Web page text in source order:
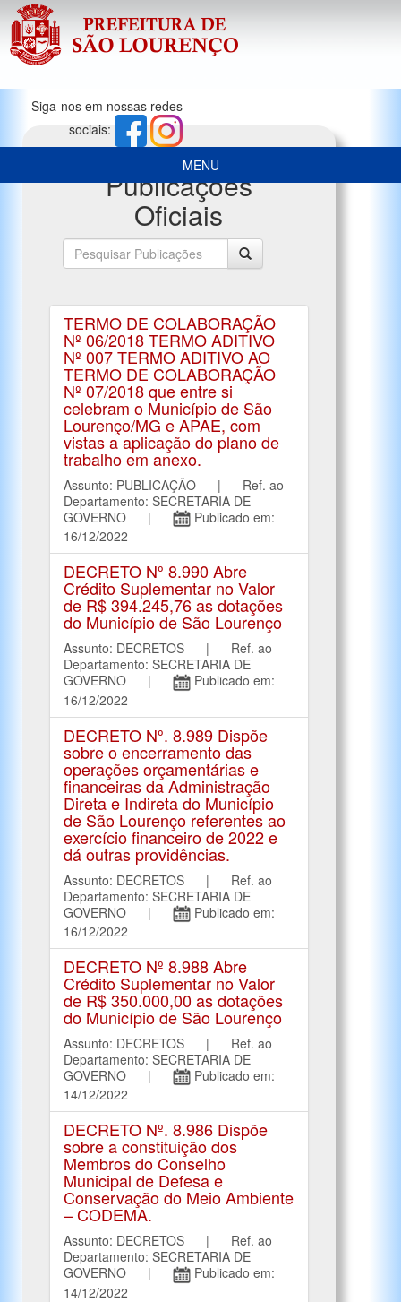
Siga-nos em nossas redes
sociais:
MENU
Publicações
Oficiais
TERMO DE COLABORAÇÃO
Nº 06/2018 TERMO ADITIVO
Nº 007 TERMO ADITIVO AO
TERMO DE COLABORAÇÃO
Nº 07/2018 que entre si
celebram o Município de São
Lourenço/MG e APAE, com
vistas a aplicação do plano de
trabalho em anexo.
Assunto: PUBLICAÇÃO | Ref. ao
Departamento: SECRETARIA DE
GOVERNO |
Publicado em:
16/12/2022
DECRETO Nº 8.990 Abre
Crédito Suplementar no Valor
de R$ 394.245,76 as dotações
do Município de São Lourenço
Assunto: DECRETOS | Ref. ao
Departamento: SECRETARIA DE
GOVERNO |
Publicado em:
16/12/2022
DECRETO Nº. 8.989 Dispõe
sobre o encerramento das
operações orçamentárias e
financeiras da Administração
Direta e Indireta do Município
de São Lourenço referentes ao
exercício financeiro de 2022 e
dá outras providências.
Assunto: DECRETOS | Ref. ao
Departamento: SECRETARIA DE
GOVERNO |
Publicado em:
16/12/2022
DECRETO Nº 8.988 Abre
Crédito Suplementar no Valor
de R$ 350.000,00 as dotações
do Município de São Lourenço
Assunto: DECRETOS | Ref. ao
Departamento: SECRETARIA DE
GOVERNO |
Publicado em:
14/12/2022
DECRETO Nº. 8.986 Dispõe
sobre a constituição dos
Membros do Conselho
Municipal de Defesa e
Conservação do Meio Ambiente
– CODEMA.
Assunto: DECRETOS | Ref. ao
Departamento: SECRETARIA DE
GOVERNO |
Publicado em:
14/12/2022